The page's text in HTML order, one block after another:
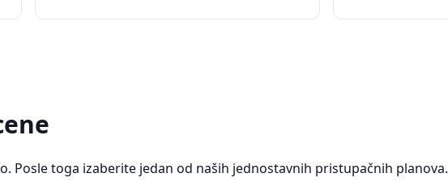
Posle toga izaberite jedan od naših jednostavnih pristupačnih planova.